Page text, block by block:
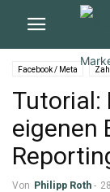
Facebook / Meta
Tutorial:
eigenen
Von Philipp Roth -